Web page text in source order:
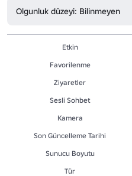
Olgunluk düzeyi: Bilinmeyen
Etkin
Favorilenme
Ziyaretler
Sesli Sohbet
Kamera
Son Güncelleme Tarihi
Sunucu Boyutu
Tür